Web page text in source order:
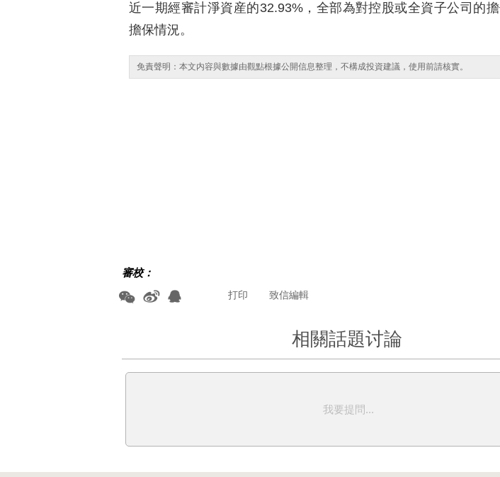
近一期經審計淨資産的32.93%，全部為對控股或全資子公司的
擔保情況。
免責聲明：本文内容與數據由觀點根據公開信息整理，不構成投資建議，使用前請核實。
審校：
致信編輯
打印
相關話題讨論
我要提問...